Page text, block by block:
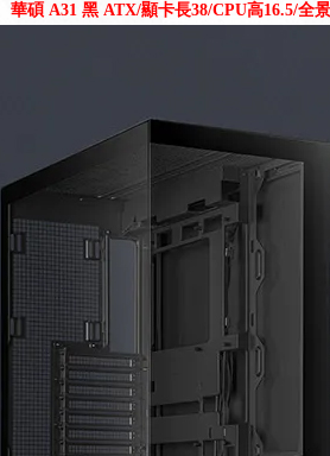
華碩 A31 黑 ATX/顯卡長38/CPU高16.5/全